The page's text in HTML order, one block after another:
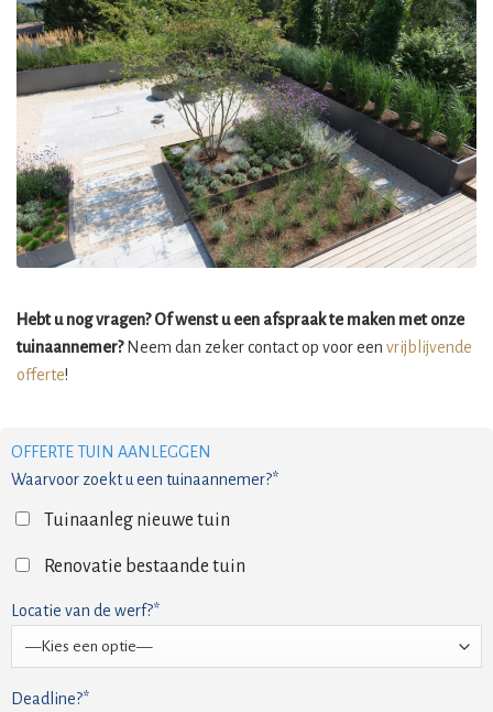
Hebt u nog vragen? Of wenst u een afspraak te maken met onze
tuinaannemer?Neem dan zeker contact op voor een vrijblijvende
offerte!
OFFERTE TUIN AANLEGGEN
Waarvoor zoekt u een tuinaannemer?*
Tuinaanleg nieuwe tuin
Renovatie bestaande tuin
Locatie van de werf?*
Deadline?*